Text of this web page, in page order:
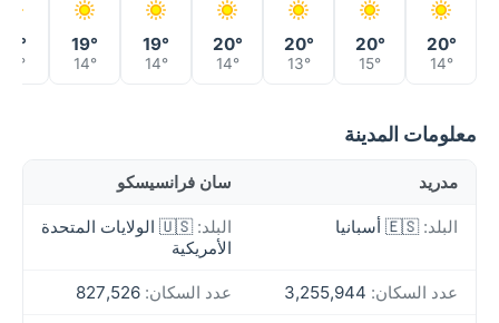
20°
14°
20°
15°
20°
13°
20°
14°
19°
14°
19°
14°
18°
14°
معلومات المدينة
مدريد سان فرانسيسكو
البلد: 🇪🇸 أسبانيا البلد:
🇺🇸 الولايات المتحدة
الأمريكية
عدد السكان: عدد السكان: